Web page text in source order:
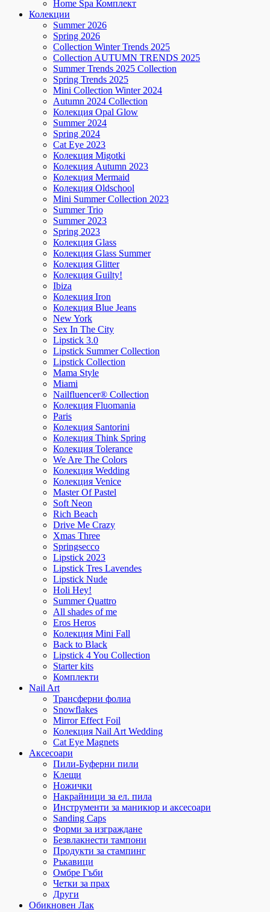
Home Spa Комплект
Колекции
Summer 2026
Spring 2026
Collection Winter Trends 2025
Collection AUTUMN TRENDS 2025
Summer Trends 2025 Collection
Spring Trends 2025
Mini Collection Winter 2024
Autumn 2024 Collection
Колекция Opal Glow
Summer 2024
Spring 2024
Cat Eye 2023
Колекция Migotki
Колекция Autumn 2023
Колекция Mermaid
Колекция Oldschool
Mini Summer Collection 2023
Summer Trio
Summer 2023
Spring 2023
Колекция Glass
Колекция Glass Summer
Колекция Glitter
Колекция Guilty!
Ibiza
Колекция Iron
Колекция Blue Jeans
New York
Sex In The City
Lipstick 3.0
Lipstick Summer Collection
Lipstick Collection
Mama Style
Miami
Nailfluencer® Collection
Колекция Fluomania
Paris
Колекция Santorini
Колекция Think Spring
Колекция Tolerance
We Are The Colors
Колекция Wedding
Колекция Venice
Master Of Pastel
Soft Neon
Rich Beach
Drive Me Crazy
Xmas Three
Springsecco
Lipstick 2023
Lipstick Tres Lavendes
Lipstick Nude
Holi Hey!
Summer Quattro
All shades of me
Eros Heros
Колекция Mini Fall
Back to Black
Lipstick 4 You Collection
Starter kits
Комплекти
Nail Art
Трансферни фолиа
Snowflakes
Mirror Effect Foil
Колекция Nail Art Wedding
Cat Eye Magnets
Аксесоари
Пили-Буферни пили
Клещи
Ножички
Накрайници за ел. пила
Инструменти за маникюр и аксесоари
Sanding Caps
Форми за изграждане
Безвлакнести тампони
Продукти за стампинг
Ръкавици
Омбре Гъби
Четки за прах
Други
Обикновен Лак